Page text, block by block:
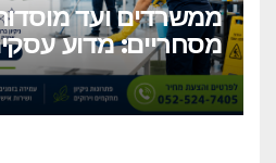
ממשרדים ועד
מסחריים: מדוע
כיום שירותי ניקיון
וגמישים?